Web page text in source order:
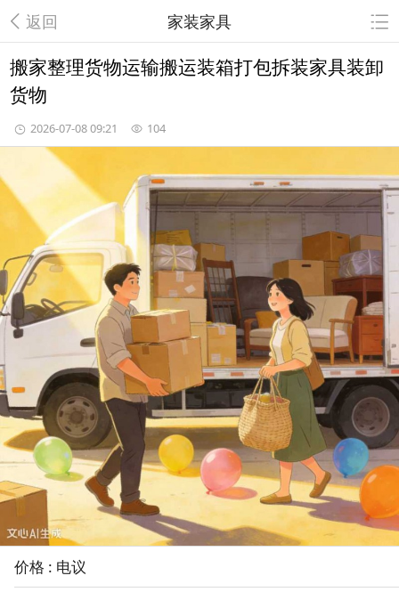
返回 家装家具
搬家整理货物运输搬运装箱打包拆装家具装卸
货物
2026-07-08 09:21 104
价格 : 电议